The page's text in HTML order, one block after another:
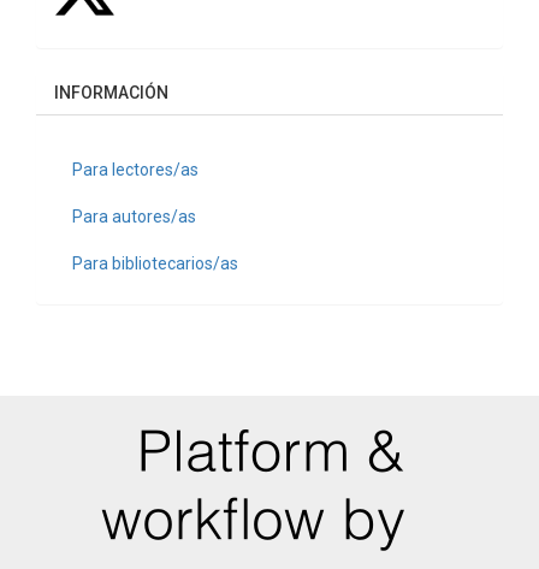
INFORMACIÓN
Para lectores/as
Para autores/as
Para bibliotecarios/as